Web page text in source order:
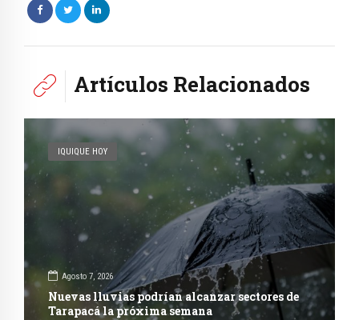
Artículos Relacionados
IQUIQUE HOY
Agosto 7, 2026
Nuevas lluvias podrían alcanzar sectores de
Tarapacá la próxima semana